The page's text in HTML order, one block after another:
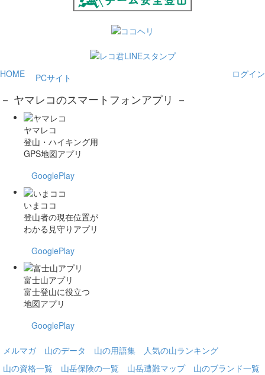
HOME ログイン
PCサイト
－ ヤマレコのスマートフォンアプリ －
ヤマレコ
登山・ハイキング用
GPS地図アプリ
GooglePlay
いまココ
登山者の現在位置が
わかる見守りアプリ
GooglePlay
富士山アプリ
富士登山に役立つ
地図アプリ
GooglePlay
メルマガ 山のデータ 山の用語集
人気の山ランキング
山の資格一覧
山岳保険の一覧 山岳遭難マップ 山のブランド一覧